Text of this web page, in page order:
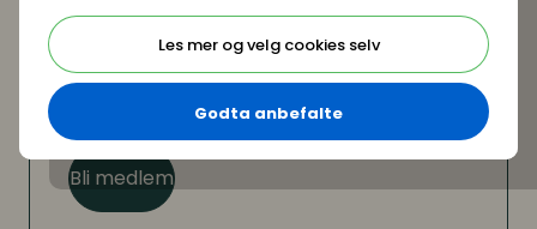
Les mer og velg cookies selv
Godta anbefalte
Som medlem kan du lese hele artikkelen. I
tillegg får du tilgang til en rekke andre
medlemsfordeler som hjelper deg i
jobbhverdagen.
Bli medlem